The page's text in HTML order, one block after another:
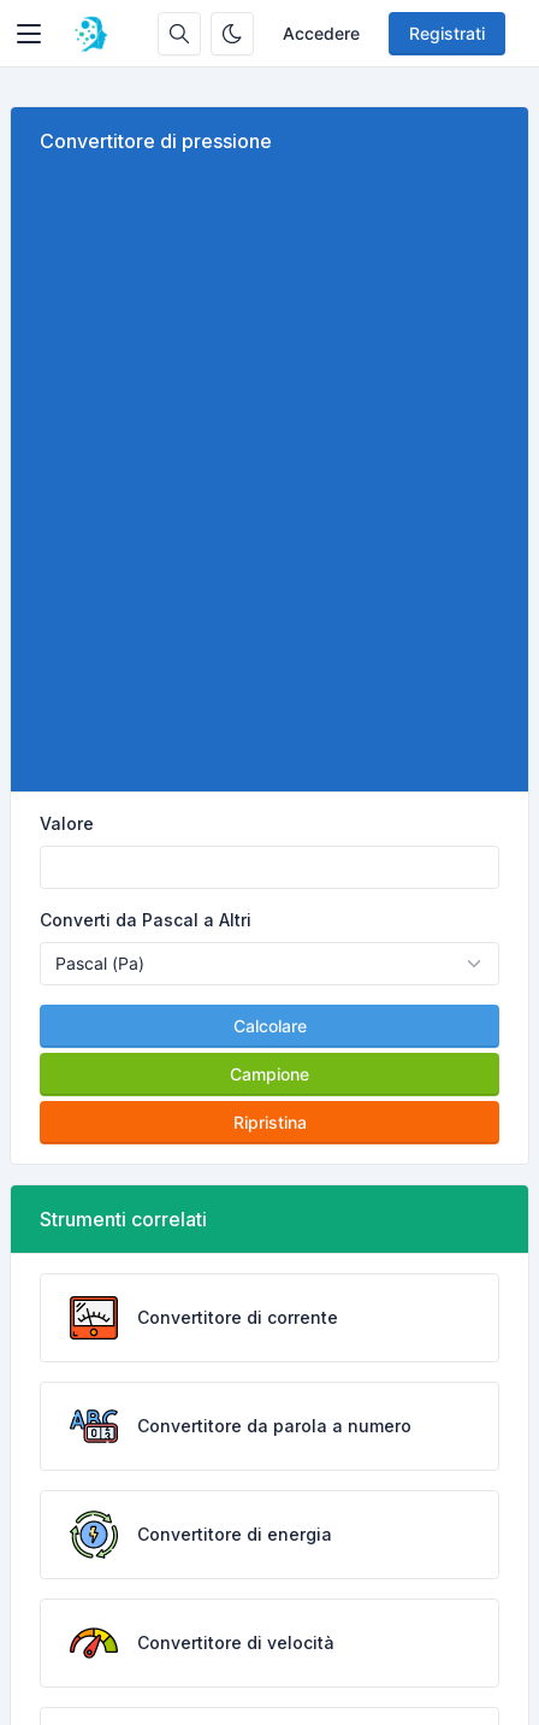
Accedere Registrati
Convertitore di pressione
Valore
Converti da Pascal a Altri
Calcolare
Campione
Ripristina
Strumenti correlati
Convertitore di corrente
Convertitore da parola a numero
Convertitore di energia
Convertitore di velocità